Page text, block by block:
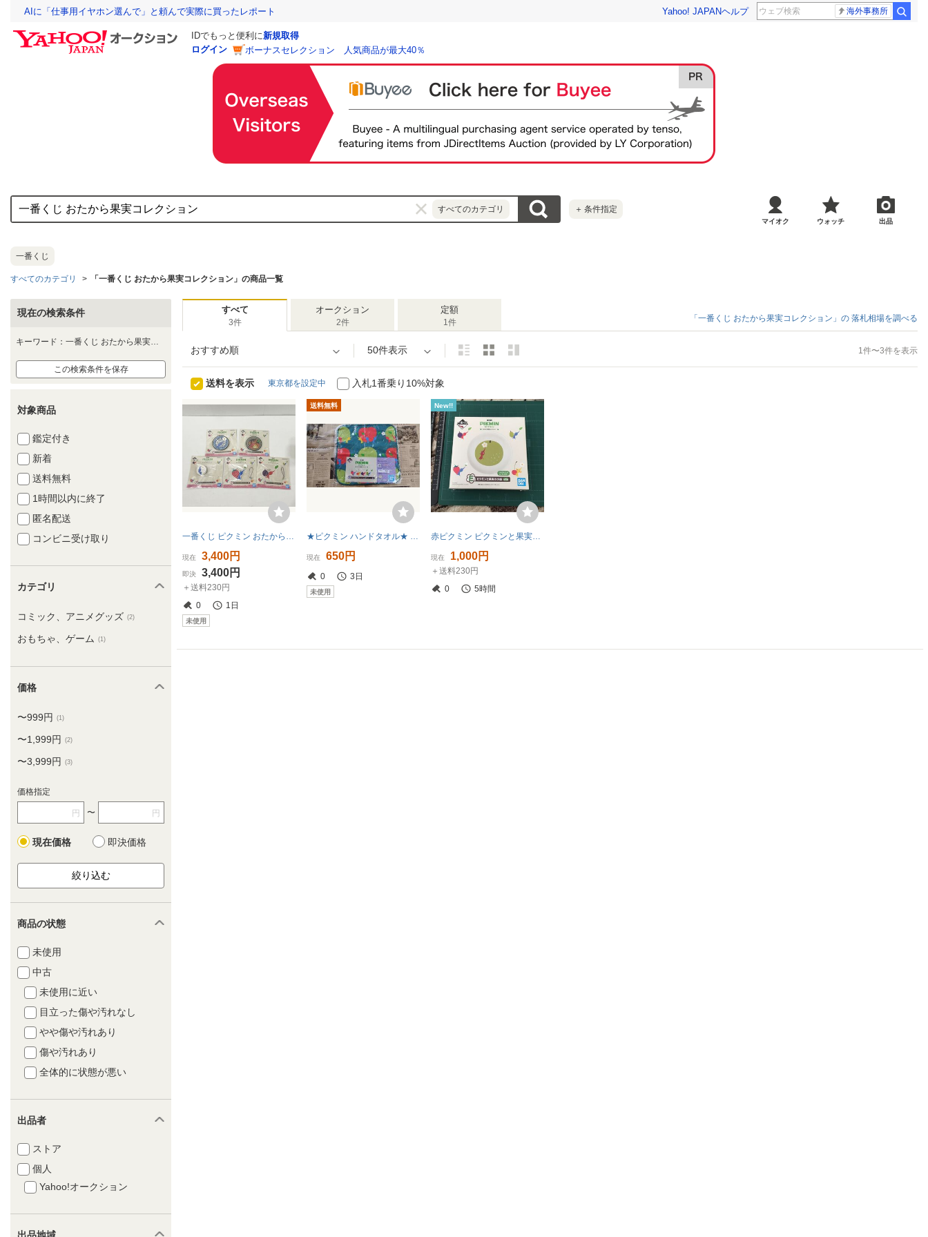
AIに「仕事用イヤホン選んで」と頼んで実際に買ったレポート Yahoo! JAPANヘルプ 海外事務所
IDでもっと便利に新規取得
ログイン
ボーナスセレクション 人気商品が最大40％
すべてのカテゴリ ＋ 条件指定
マイオク ウォッチ 出品
一番くじ
すべてのカテゴリ 「一番くじ おたから果実コレクション」の商品一覧
現在の検索条件
この検索条件を保存
対象商品
鑑定付き
新着
送料無料
1時間以内に終了
匿名配送
コンビニ受け取り
カテゴリ
コミック、アニメグッズ (2)
おもちゃ、ゲーム (1)
価格
〜999円 (1)
〜1,999円 (2)
〜3,999円 (3)
価格指定
円 〜 円
現在価格 即決価格
商品の状態
未使用
中古
未使用に近い
目立った傷や汚れなし
やや傷や汚れあり
傷や汚れあり
全体的に状態が悪い
出品者
ストア
個人
Yahoo!オークション
すべて
3件
オークション
2件
定額
1件 「一番くじ おたから果実コレクション」の 落札相場を調べる
おすすめ順 50件表示 1件〜3件を表示
送料を表示 東京都を設定中 入札1番乗り10%対象
一番くじ ピクミン おたから果実コレクション F賞 おたすけラバーアイテムコレクション ストラップ ケーブルクリップ コースター
現在 3,400円
即決 3,400円
＋送料230円
0
1日
未使用
送料無料
★ピクミン ハンドタオル★ 一番くじ 景品 おたから果実コレクション 任天堂 Nintendo 未開封
現在 650円
0 3日
未使用
New!!
赤ピクミン ピクミンと果実の小皿 「一番くじ ピクミン ～おたから果実コレクション～」 E賞
現在 1,000円
＋送料230円
0
5時間